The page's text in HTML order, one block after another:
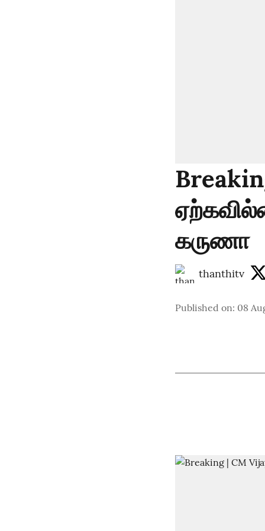
கருணா
thanthitv
Published on: 08